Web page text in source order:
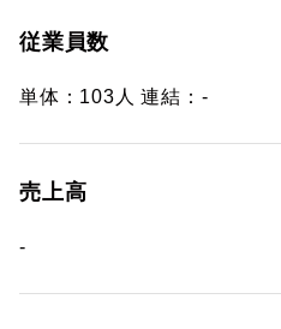
従業員数
単体：103人 連結：-
売上高
-